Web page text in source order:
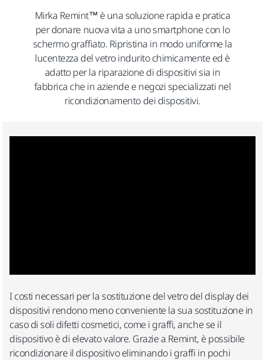
Mirka Remint™ è una soluzione rapida e pratica
per donare nuova vita a uno smartphone con lo
schermo graffiato. Ripristina in modo uniforme la
lucentezza del vetro indurito chimicamente ed è
adatto per la riparazione di dispositivi sia in
fabbrica che in aziende e negozi specializzati nel
ricondizionamento dei dispositivi.
I costi necessari per la sostituzione del vetro del display dei
dispositivi rendono meno conveniente la sua sostituzione in
caso di soli difetti cosmetici, come i graffi, anche se il
dispositivo è di elevato valore. Grazie a Remint, è possibile
ricondizionare il dispositivo eliminando i graffi in pochi